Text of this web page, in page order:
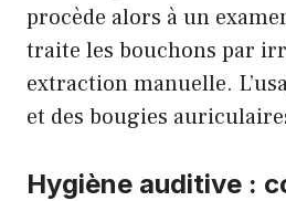
procède alors à un
traite les bouchons par
extraction manuelle.
et des bougies
Hygiène auditive :